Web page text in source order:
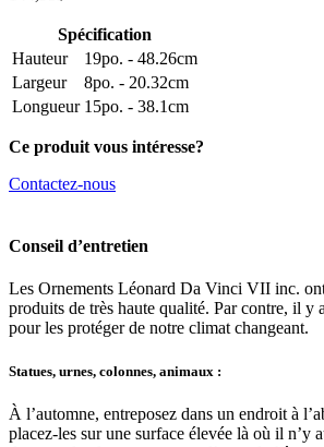
Spécification
Hauteur
19po. - 48.26cm
Largeur
8po. - 20.32cm
Longueur 15po. - 38.1cm
Ce produit vous intéresse?
Contactez-nous
Conseil d’entretien
Les Ornements Léonard Da Vinci VII inc.
produits de très haute qualité. Par contre, il y
pour les protéger de notre climat changeant.
Statues, urnes, colonnes, animaux :
À l’automne, entreposez dans un endroit à
placez-les sur une surface élevée là où il n’y